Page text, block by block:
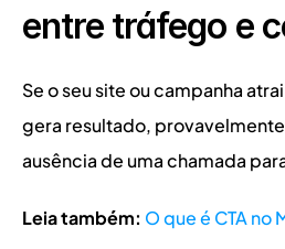
entre tráfego e
Se o seu site ou campanha
gera resultado,
ausência de uma chamada
Leia também: O que é CTA no